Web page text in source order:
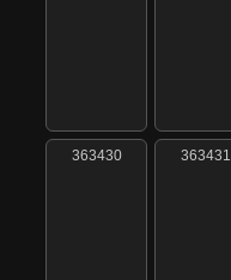
363430 363431